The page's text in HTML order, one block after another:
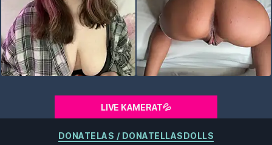
LIVE KAMERAT💦
Kategoriat
DONATELAS / DONATELLASDOLLS